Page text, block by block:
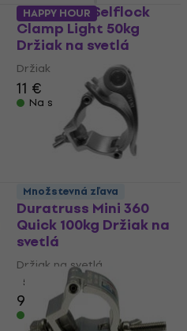
Duratruss Selflock
Clamp Light 50kg
Držiak na svetlá
Držiak na svetlá
11 €
Na sklade
HAPPY HOUR
Duratruss Mini 360
Quick 100kg Držiak na
svetlá
Držiak na svetlá
5
9,19 €9,69 €
Na sklade
Množstevná zľava